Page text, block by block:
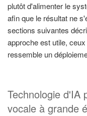
plutôt d'alimenter le
afin que le résultat ne
sections suivantes
approche est utile,
ressemble un
Technologie d'IA
vocale à grande